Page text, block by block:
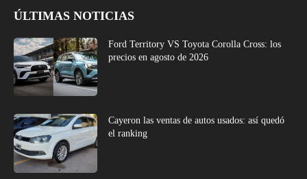
ÚLTIMAS NOTICIAS
Ford Territory VS Toyota Corolla Cross: los
precios en agosto de 2026
Cayeron las ventas de autos usados: así quedó
el ranking